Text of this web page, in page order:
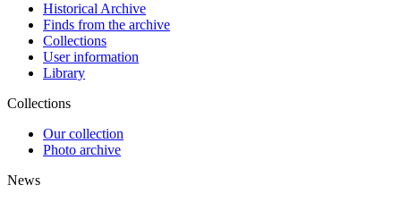
Historical Archive
Finds from the archive
Collections
User information
Library
Collections
Our collection
Photo archive
News